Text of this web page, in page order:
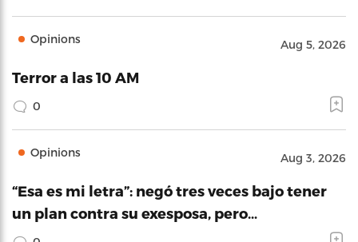
Opinions Aug 5, 2026
Terror a las 10 AM
0
Opinions Aug 3, 2026
“Esa es mi letra”: negó tres veces bajo tener
un plan contra su exesposa, pero…